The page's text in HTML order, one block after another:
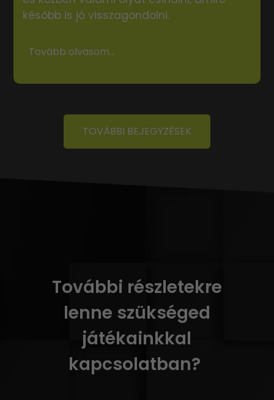
később is jó visszagondolni.
Tovább olvasom...
TOVÁBBI BEJEGYZÉSEK
További részletekre
lenne szükséged
játékainkkal
kapcsolatban?